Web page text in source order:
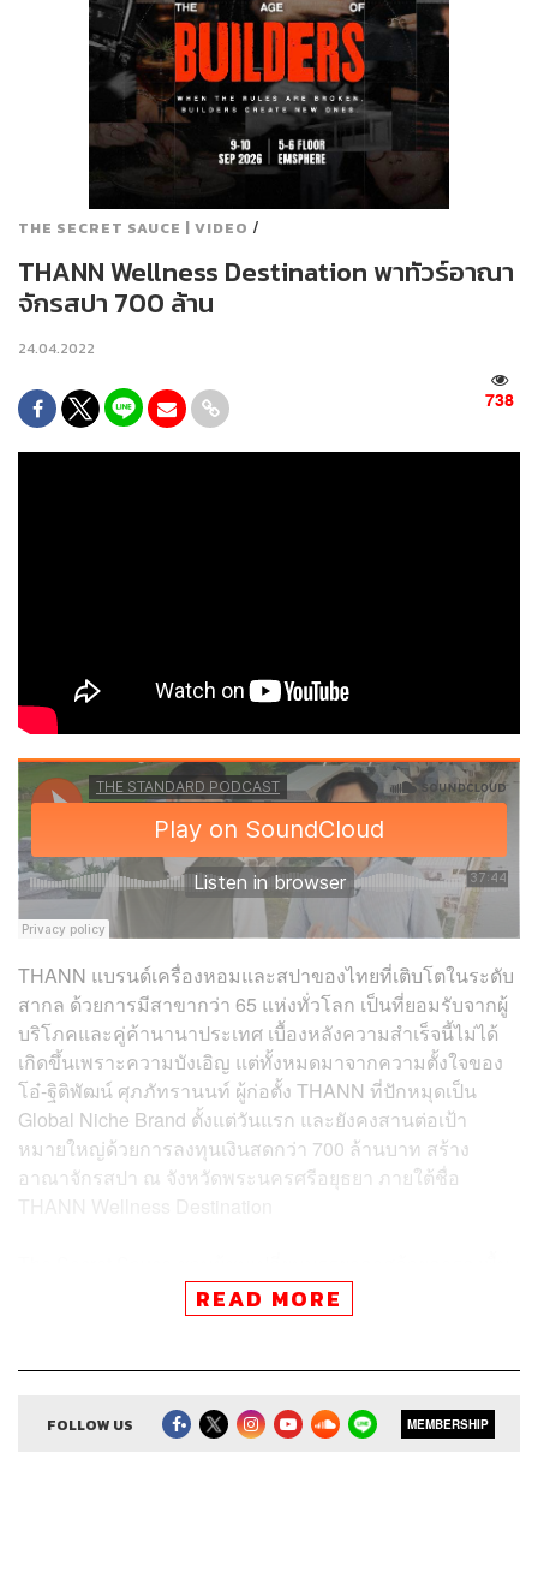
THE SECRET SAUCE | VIDEO /
THANN Wellness Destination พาทัวร์อาณา
จักรสปา 700 ล้าน
24.04.2022
738
THANN แบรนด์เครื่องหอมและสปาของไทยที่เติบโตในระดับ
สากล ด้วยการมีสาขากว่า 65 แห่งทั่วโลก เป็นที่ยอมรับจากผู้
บริโภคและคู่ค้านานาประเทศ เบื้องหลังความสำเร็จนี้ไม่ได้
เกิดขึ้นเพราะความบังเอิญ แต่ทั้งหมดมาจากความตั้งใจของ
โอ๋-ฐิติพัฒน์ ศุภภัทรานนท์ ผู้ก่อตั้ง THANN ที่ปักหมุดเป็น
Global Niche Brand ตั้งแต่วันแรก และยังคงสานต่อเป้า
หมายใหญ่ด้วยการลงทุนเงินสดกว่า 700 ล้านบาท สร้าง
อาณาจักรสปา ณ จังหวัดพระนครศรีอยุธยา ภายใต้ชื่อ
ที่ THANN Wellness Destination เพื่อพูดคุยถึงแนวคิดการ
เนรมิตสถานที่แห่งนี้ พร้อมถอดวิชาปั้นแบรนดิ้ง และมุมมอง
READ MORE
FOLLOW US MEMBERSHIP